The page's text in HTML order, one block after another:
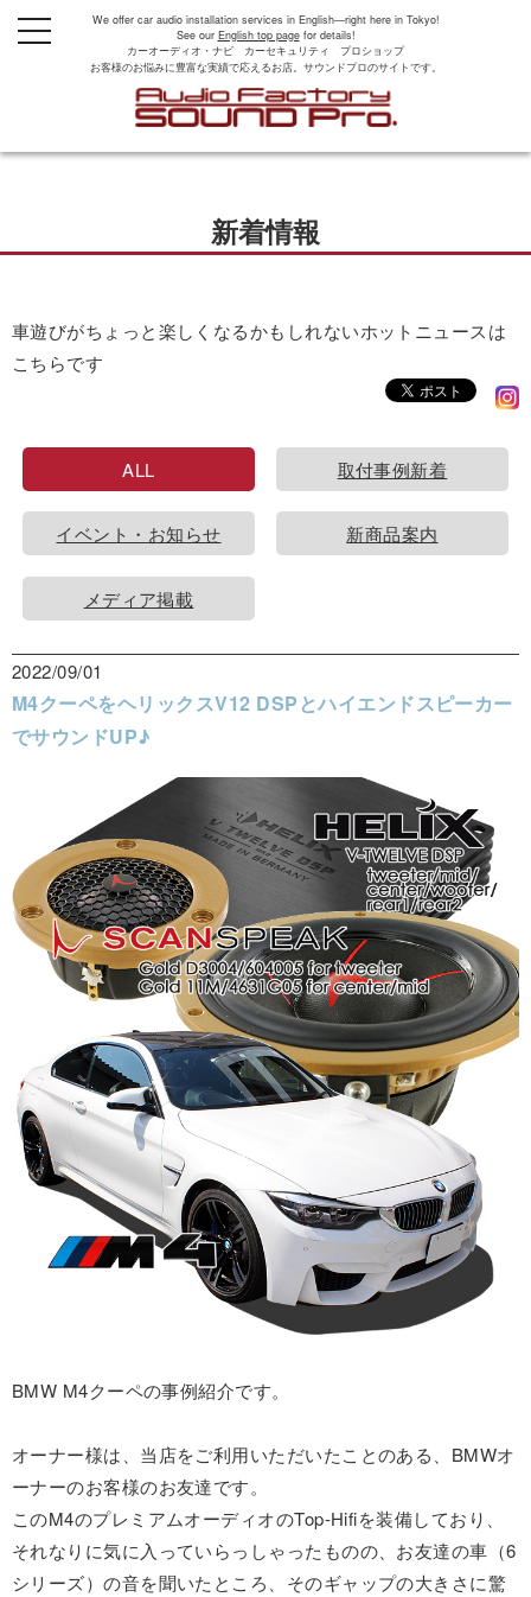
We offer car audio installation services in English—right here in Tokyo!
See our English top pagefor details!
カーオーディオ・ナビ カーセキュリティ プロショップ
お客様のお悩みに豊富な実績で応えるお店。サウンドプロのサイトです。
t
o
a
i
新着情報
車遊びがちょっと楽しくなるかもしれないホットニュースは
こちらです
ALL 取付事例新着
イベント・お知らせ 新商品案内
メディア掲載
2022/09/01
M4クーペをヘリックスV12 DSPとハイエンドスピーカー
でサウンドUP♪
BMW M4クーペの事例紹介です。
オーナー様は、当店をご利用いただいたことのある、BMWオ
ーナーのお客様のお友達です。
このM4のプレミアムオーディオのTop-Hifiを装備しており、
それなりに気に入っていらっしゃったものの、お友達の車（6
シリーズ）の音を聞いたところ、そのギャップの大きさに驚